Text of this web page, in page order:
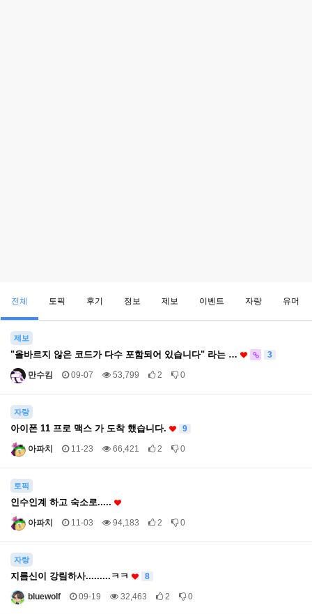
전체 토픽 후기 정보 제보 이벤트 자랑 유머
제보
"올바르지 않은 코드가 다수 포함되어 있습니다" 라는 … 3
만수킴 09-07 53,799 2 0
자랑
아이폰 11 프로 맥스 가 도착 했습니다. 9
아파치 11-23 66,421 2 0
토픽
인수인계 하고 숙소로.....
아파치 11-03 94,183 2 0
자랑
지름신이 강림하사.........ㅋㅋ 8
bluewolf 09-19 32,463 2 0